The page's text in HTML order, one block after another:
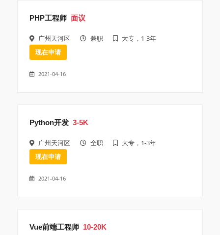
PHP工程师 面议
广州天河区 兼职 大专，1-3年
现在申请
2021-04-16
Python开发 3-5K
广州天河区 全职 大专，1-3年
现在申请
2021-04-16
Vue前端工程师 10-20K